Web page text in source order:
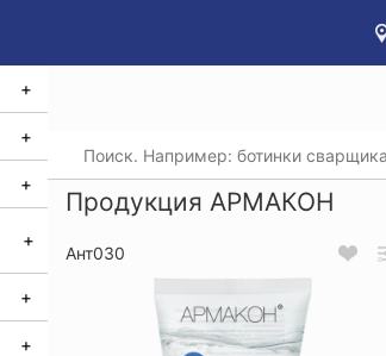
Продукция АРМАКОН
Ант030